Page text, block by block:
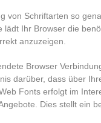
von Schriftarten so
lädt Ihr Browser die
anzuzeigen.
Browser
darüber, dass über
Fonts erfolgt im
Dies stellt ein